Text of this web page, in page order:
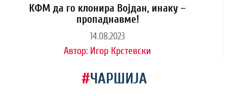
КФМ да го клонира Војдан, инаку –
пропаднавме!
14.08.2023
Автор: Игор Крстевски
#ЧАРШИЈА